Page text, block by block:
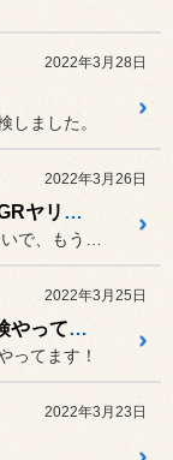
2022年3月28日
しました。
2022年3月26日
2022年春アルミ装着事例 GRヤリスRCにVOLK RACING TE37 SAGA SL
お客様は2001年からのお付き合いで、もう21年間もお世話になって...
2022年3月25日
エアコンフィルター無料点検やってます！
ってます！
2022年3月23日